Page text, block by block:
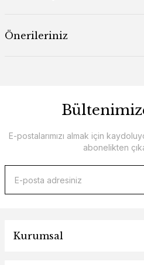
Önerileriniz
E-postalarımızı almak için
abonelikten
Kurumsal